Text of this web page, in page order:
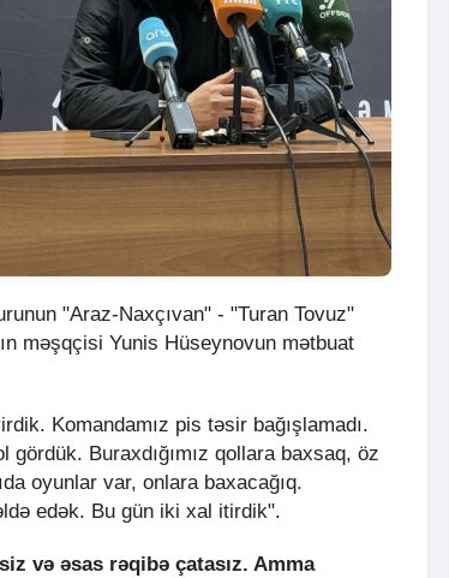
"Araz-Naxçıvan" - "Turan Tovuz"
məşqçisi Yunis Hüseynovun mətbuat
Komandamız pis təsir bağışlamadı.
Buraxdığımız qollara baxsaq, öz
oyunlar var, onlara baxacağıq.
edək. Bu gün iki xal itirdik".
və əsas rəqibə çatasız. Amma